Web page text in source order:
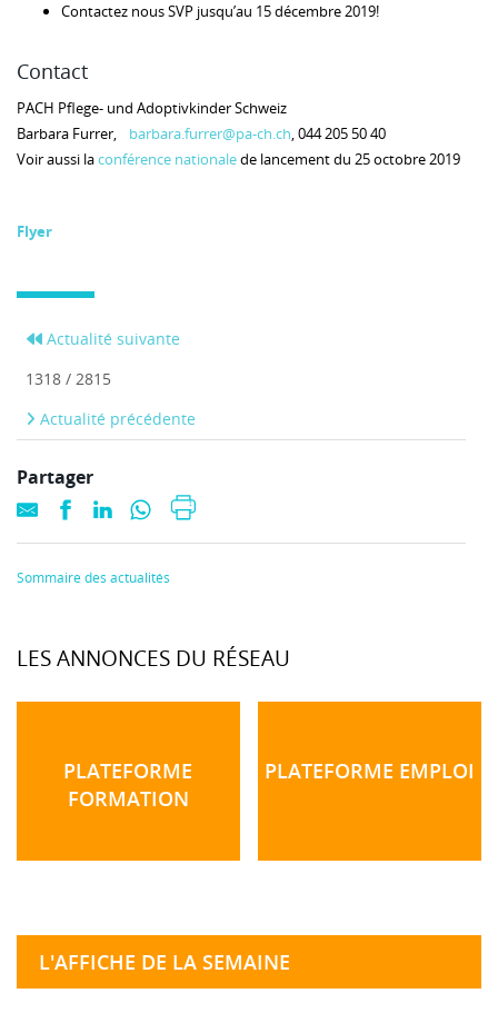
Contactez nous SVP jusqu’au 15 décembre 2019!
Contact
PACH Pflege- und Adoptivkinder Schweiz
Barbara Furrer, barbara.furrer@pa-ch.ch, 044 205 50 40
Voir aussi laconférence nationalede lancement du 25 octobre 2019
Flyer
Actualité suivante
1318 / 2815
Actualité précédente
Partager
Sommaire des actualités
LES ANNONCES DU RÉSEAU
PLATEFORME
FORMATION
PLATEFORME EMPLOI
L'AFFICHE DE LA SEMAINE